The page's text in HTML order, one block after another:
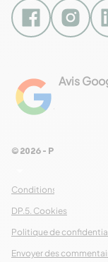
Avis
Conditions Générales de
DP.5. Cookies
Politique de
Envoyer des
© 2026 - Pour Les